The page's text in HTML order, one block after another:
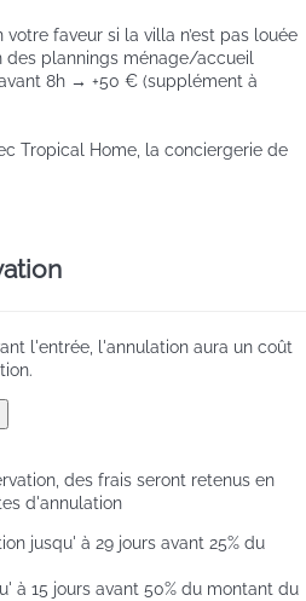
faveur si la villa n’est pas louée
plannings ménage/accueil
8h → +50 € (supplément à
Tropical Home, la conciergerie de
l'entrée, l'annulation aura un coût
des frais seront retenus en
d'annulation
jusqu' à 29 jours avant 25% du
à 15 jours avant 50% du montant du